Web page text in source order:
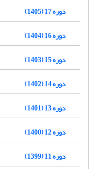
دوره 17 (1405)
دوره 16 (1404)
دوره 15 (1403)
دوره 14 (1402)
دوره 13 (1401)
دوره 12 (1400)
دوره 11 (1399)